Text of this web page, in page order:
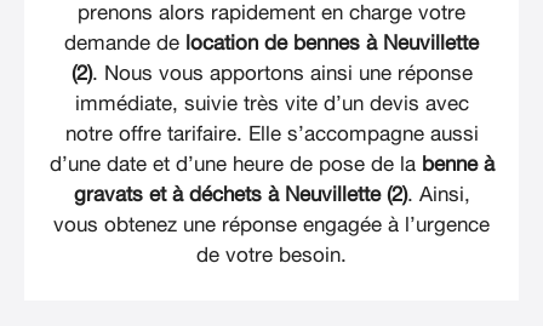
prenons alors rapidement en charge votre
demande de location de bennes à Neuvillette
(2). Nous vous apportons ainsi une réponse
immédiate, suivie très vite d’un devis avec
notre offre tarifaire. Elle s’accompagne aussi
d’une date et d’une heure de pose de la benne à
gravats et à déchets à Neuvillette (2). Ainsi,
vous obtenez une réponse engagée à l’urgence
de votre besoin.